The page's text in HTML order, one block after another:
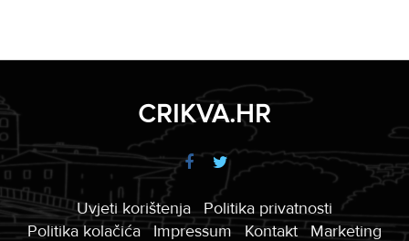
CRIKVA.HR
Uvjeti korištenja
Politika privatnosti
Politika kolačića
Impressum Kontakt Marketing